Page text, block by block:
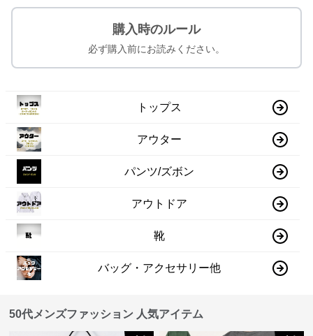
購入時のルール
必ず購入前にお読みください。
トップス
アウター
パンツ/ズボン
アウトドア
靴
バッグ・アクセサリー他
50代メンズファッション 人気アイテム